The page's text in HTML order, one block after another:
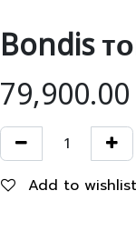
Bondis
79,900.00
Add to wishlist